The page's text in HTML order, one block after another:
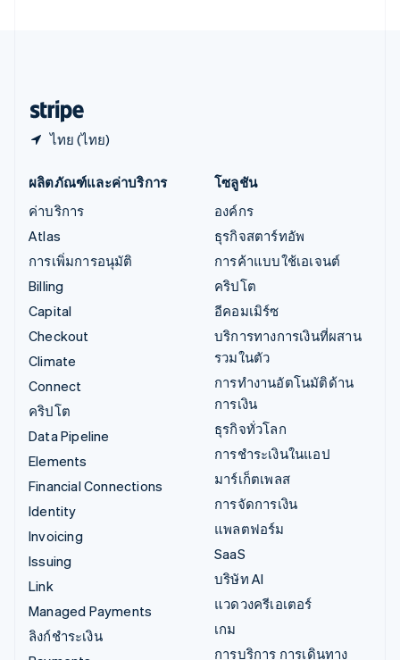
ไทย (ไทย)
ผลิตภัณฑ์และค่าบริการ
ค่าบริการ
Atlas
การเพิ่มการอนุมัติ
Billing
Capital
Checkout
Climate
Connect
คริปโต
Data Pipeline
Elements
Financial Connections
Identity
Invoicing
Issuing
Link
Managed Payments
ลิงก์ชำระเงิน
โซลูชัน
องค์กร
ธุรกิจสตาร์ทอัพ
การค้าแบบใช้เอเจนต์
คริปโต
อีคอมเมิร์ซ
บริการทางการเงินที่ผสาน
รวมในตัว
การทำงานอัตโนมัติด้าน
การเงิน
ธุรกิจทั่วโลก
การชำระเงินในแอป
มาร์เก็ตเพลส
การจัดการเงิน
แพลตฟอร์ม
SaaS
บริษัท AI
แวดวงครีเอเตอร์
เกม
การบริการ การเดินทาง